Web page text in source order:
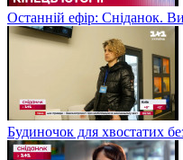
Останній ефір: Сніданок.
Будиночок для хвостатих